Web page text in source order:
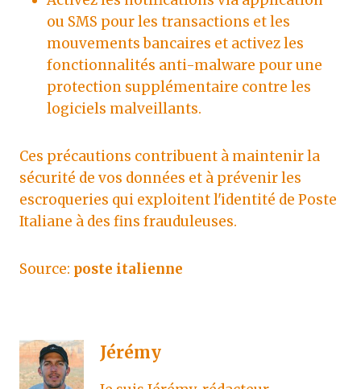
ou SMS pour les transactions et les
mouvements bancaires et activez les
fonctionnalités anti-malware pour une
protection supplémentaire contre les
logiciels malveillants.
Ces précautions contribuent à maintenir la
sécurité de vos données et à prévenir les
escroqueries qui exploitent l'identité de Poste
Italiane à des fins frauduleuses.
Source: poste italienne
Jérémy